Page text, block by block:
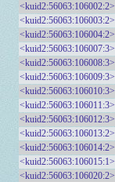
<kuid2:56063:106002:2>
<kuid2:56063:106003:2>
<kuid2:56063:106004:2>
<kuid2:56063:106007:3>
<kuid2:56063:106008:3>
<kuid2:56063:106009:3>
<kuid2:56063:106010:3>
<kuid2:56063:106011:3>
<kuid2:56063:106012:3>
<kuid2:56063:106013:2>
<kuid2:56063:106014:2>
<kuid2:56063:106015:1>
<kuid2:56063:106020:2>